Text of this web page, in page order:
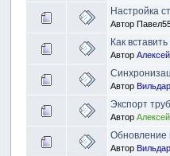
Настройка
Автор
Как
Автор
Автор Вильдар
Экспорт
Автор
Обновление
Автор Вильдар